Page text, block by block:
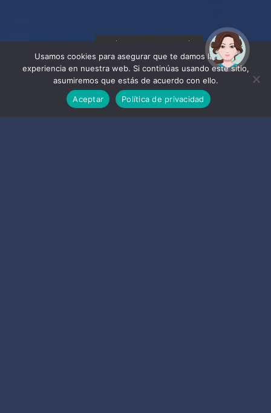
Usamos cookies para asegurar que te damos la mejor
experiencia en nuestra web. Si continúas usando este sitio,
asumiremos que estás de acuerdo con ello.
Aceptar
Política de privacidad
¡Hola! Soy Noy. ¿Puedo
ayudarte?